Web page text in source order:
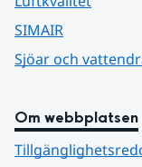
SIMAIR
Sjöar och
Om webbplatsen